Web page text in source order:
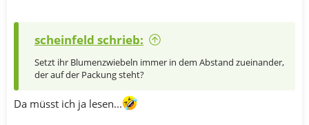
scheinfeld schrieb:
Setzt ihr Blumenzwiebeln immer in dem Abstand zueinander,
der auf der Packung steht?
Da müsst ich ja lesen...